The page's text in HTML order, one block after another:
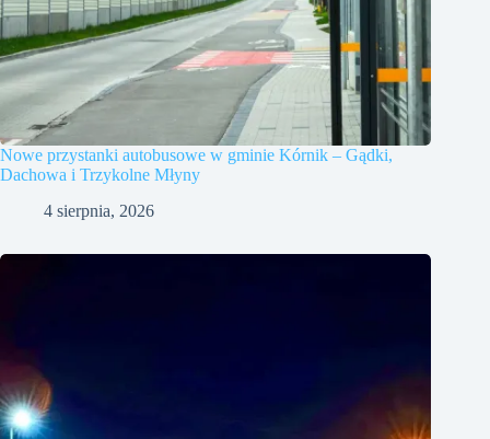
Nowe przystanki autobusowe w gminie Kórnik – Gądki,
Dachowa i Trzykolne Młyny
4 sierpnia, 2026